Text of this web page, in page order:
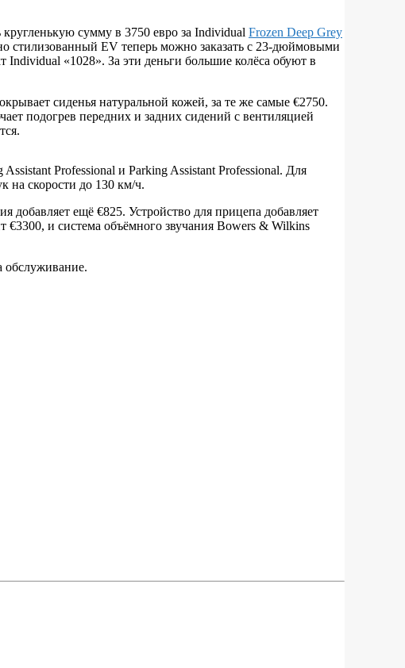
сумму в 3750 евро за Individual Frozen Deep Grey
стилизованный EV теперь можно заказать с 23-дюймовыми
«1028». За эти деньги большие колёса обуют в
сиденья натуральной кожей, за те же самые €2750.
подогрев передних и задних сидений с вентиляцией
Professional и Parking Assistant Professional. Для
на скорости до 130 км/ч.
добавляет ещё €825. Устройство для прицепа добавляет
и система объёмного звучания Bowers & Wilkins
обслуживание.